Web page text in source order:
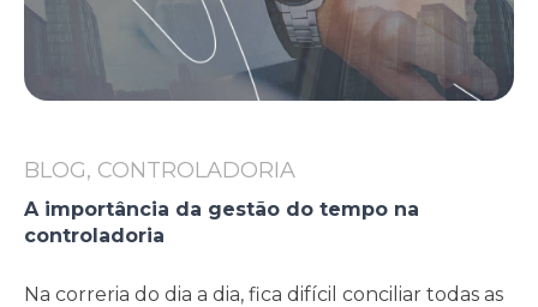
BLOG, CONTROLADORIA
A importância da gestão do tempo na
controladoria
Na correria do dia a dia, fica difícil conciliar todas as